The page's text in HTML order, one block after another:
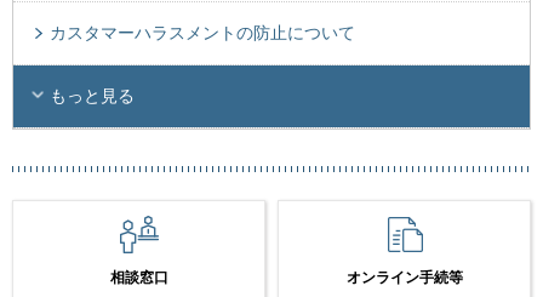
カスタマーハラスメントの防止について
もっと見る
相談窓口 オンライン手続等